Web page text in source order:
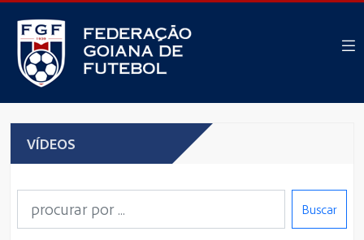
VÍDEOS
Buscar